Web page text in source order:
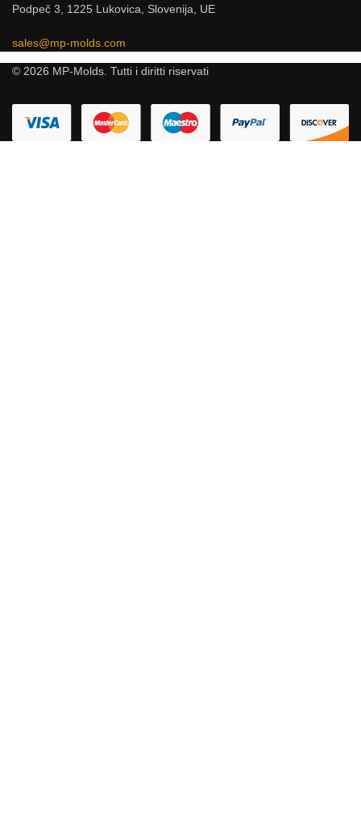
Podpeč 3, 1225 Lukovica, Slovenija, UE
sales@mp-molds.com
© 2026 MP-Molds. Tutti i diritti riservati